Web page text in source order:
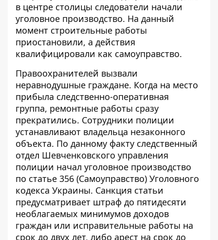
в центре столицы следователи начали
уголовное производство. На данный
момент строительные работы
приостановили, а действия
квалифицировали как самоуправство.
Правоохранителей вызвали
неравнодушные граждане. Когда на место
прибыла следственно-оперативная
группа, ремонтные работы сразу
прекратились. Сотрудники полиции
устанавливают владельца незаконного
объекта. По данному факту следственный
отдел Шевченковского управления
полиции начал уголовное производство
по статье 356 (Самоуправство) Уголовного
кодекса Украины. Санкция статьи
предусматривает штраф до пятидесяти
необлагаемых минимумов доходов
граждан или исправительные работы на
срок до двух лет, либо арест на срок до